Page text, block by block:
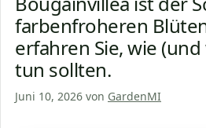
farbenfroheren
erfahren Sie, wie (und
tun sollten.
Juni 10, 2026 von GardenMI